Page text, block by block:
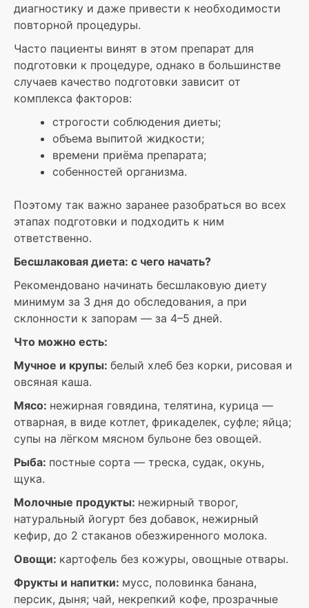
диагностику и даже привести к необходимости
повторной процедуры.
Часто пациенты винят в этом препарат для
подготовки к процедуре, однако в большинстве
случаев качество подготовки зависит от
комплекса факторов:
строгости соблюдения диеты;
объема выпитой жидкости;
времени приёма препарата;
собенностей организма.
Поэтому так важно заранее разобраться во всех
этапах подготовки и подходить к ним
ответственно.
Бесшлаковая диета: с чего начать?
Рекомендовано начинать бесшлаковую диету
минимум за 3 дня до обследования, а при
склонности к запорам — за 4–5 дней.
Что можно есть:
Мучное и крупы: белый хлеб без корки, рисовая и
овсяная каша.
Мясо: нежирная говядина, телятина, курица —
отварная, в виде котлет, фрикаделек, суфле; яйца;
супы на лёгком мясном бульоне без овощей.
Рыба: постные сорта — треска, судак, окунь,
щука.
Молочные продукты: нежирный творог,
натуральный йогурт без добавок, нежирный
кефир, до 2 стаканов обезжиренного молока.
Овощи: картофель без кожуры, овощные отвары.
Фрукты и напитки: мусс, половинка банана,
персик, дыня; чай, некрепкий кофе, прозрачные